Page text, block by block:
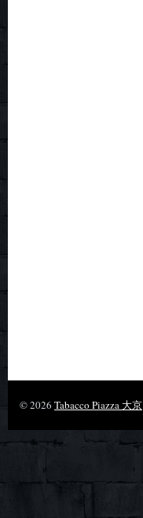
© 2026 Tabacco Piazza 大京